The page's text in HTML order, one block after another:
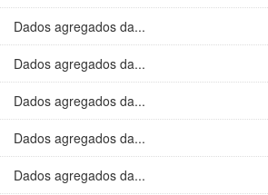
Dados agregados da...
Dados agregados da...
Dados agregados da...
Dados agregados da...
Dados agregados da...